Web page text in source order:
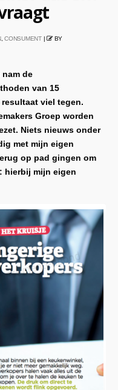
, CONSUMENT| BY
de
van 15
viel tegen.
Groep worden
Niets nieuws onder
met mijn eigen
op pad gingen om
hierbij mijn eigen